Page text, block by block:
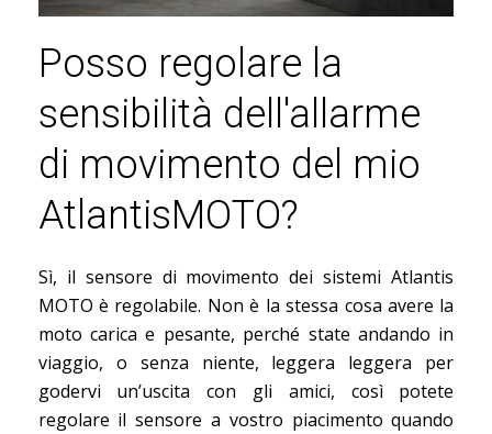
Posso regolare la
sensibilità dell'allarme
di movimento del mio
AtlantisMOTO?
Sì, il sensore di movimento dei sistemi Atlantis
MOTO è regolabile. Non è la stessa cosa avere la
moto carica e pesante, perché state andando in
viaggio, o senza niente, leggera leggera per
godervi un’uscita con gli amici, così potete
regolare il sensore a vostro piacimento quando